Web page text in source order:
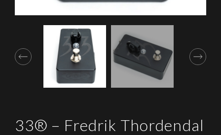
©Quanta Intl.
33® – Fredrik Thordendal